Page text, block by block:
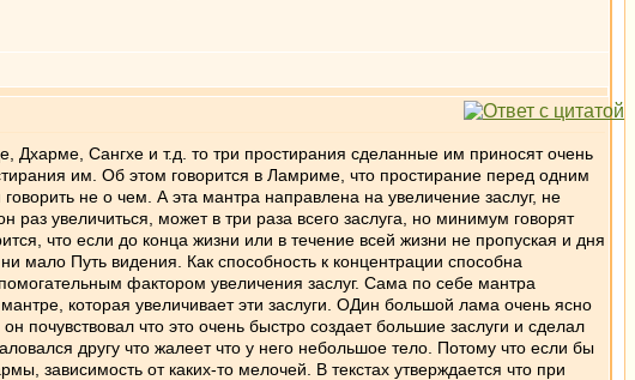
Дхарме, Сангхе и т.д. то три простирания сделанные им приносят очень
им. Об этом говорится в Ламриме, что простирание перед одним
не о чем. А эта мантра направлена на увеличение заслуг, не
раз увеличиться, может в три раза всего заслуга, но минимум говорят
что если до конца жизни или в течение всей жизни не пропуская и дня
мало Путь видения. Как способность к концентрации способна
фактором увеличения заслуг. Сама по себе мантра
которая увеличивает эти заслуги. ОДин большой лама очень ясно
почувствовал что это очень быстро создает большие заслуги и сделал
другу что жалеет что у него небольшое тело. Потому что если бы
зависимость от каких-то мелочей. В текстах утверждается что при